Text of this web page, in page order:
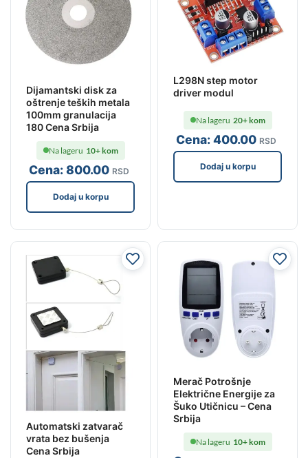
Dijamantski disk za
oštrenje teških metala
100mm granulacija
180 Cena Srbija
Cena:800.00 RSD
Na lageru 10+ kom
Dodaj u korpu
L298N step motor
driver modul
Cena:400.00 RSD
Na lageru 20+ kom
Dodaj u korpu
Automatski zatvarač
vrata bez bušenja
Cena Srbija
Merač Potrošnje
Električne Energije za
Šuko Utičnicu – Cena
Srbija
Na lageru 10+ kom